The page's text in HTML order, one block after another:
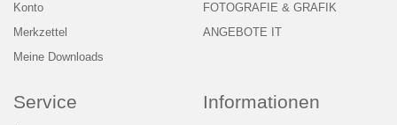
Konto
Merkzettel
Meine Downloads
FOTOGRAFIE & GRAFIK
ANGEBOTE IT
Service Informationen